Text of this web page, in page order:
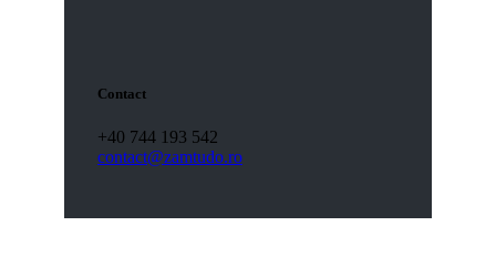
Contact
+40 744 193 542
contact@zamtudo.ro